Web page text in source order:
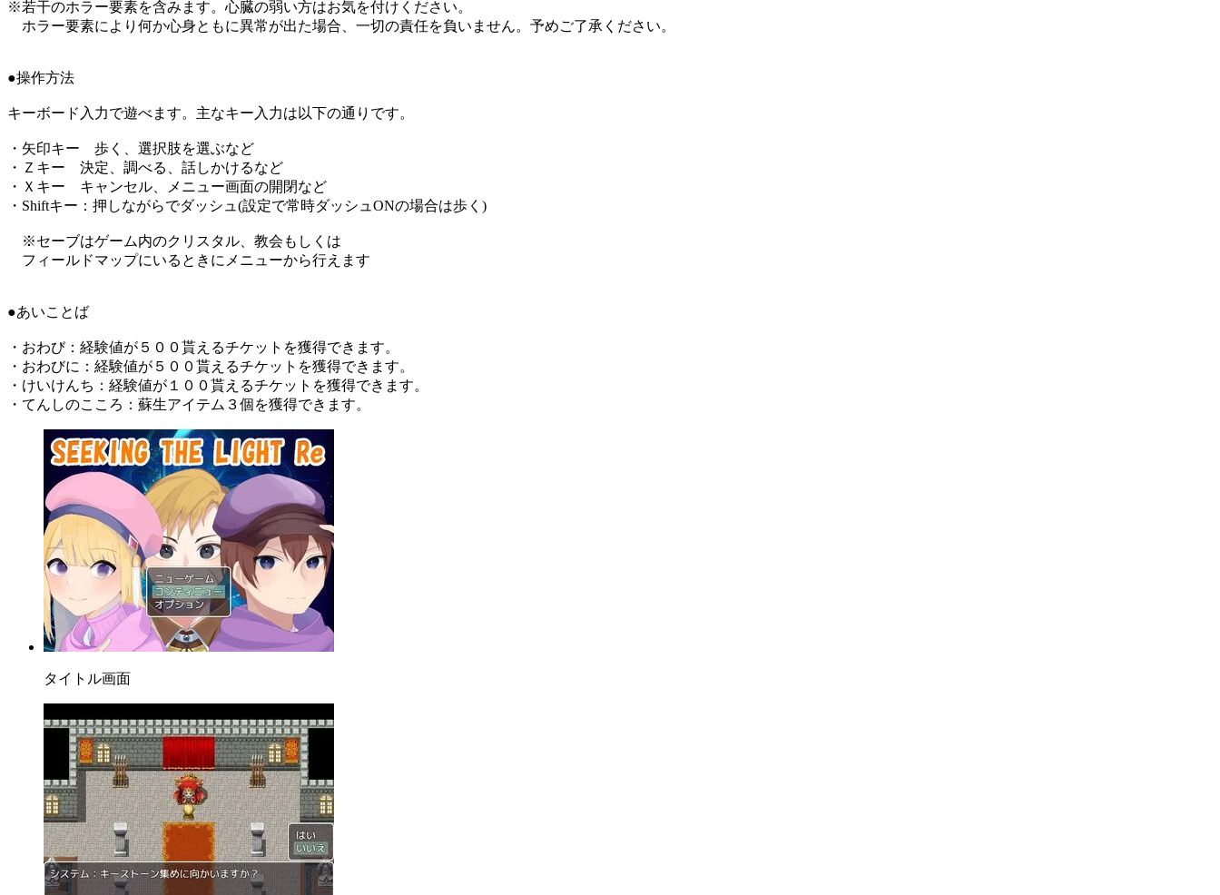
※若干のホラー要素を含みます。心臓の弱い方はお気を付けください。
ホラー要素により何か心身ともに異常が出た場合、一切の責任を負いません。予めご了承ください。
●操作方法
キーボード入力で遊べます。主なキー入力は以下の通りです。
・矢印キー 歩く、選択肢を選ぶなど
・Ｚキー 決定、調べる、話しかけるなど
・Ｘキー キャンセル、メニュー画面の開閉など
・Shiftキー：押しながらでダッシュ(設定で常時ダッシュONの場合は歩く)
※セーブはゲーム内のクリスタル、教会もしくは
フィールドマップにいるときにメニューから行えます
●あいことば
・おわび：経験値が５００貰えるチケットを獲得できます。
・おわびに：経験値が５００貰えるチケットを獲得できます。
・けいけんち：経験値が１００貰えるチケットを獲得できます。
・てんしのこころ：蘇生アイテム３個を獲得できます。
タイトル画面